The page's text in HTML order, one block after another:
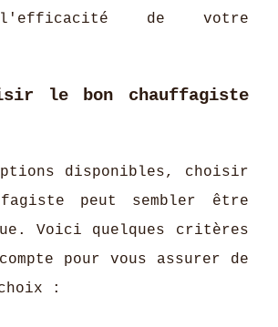
l'efficacité de votre
le bon chauffagiste
disponibles, choisir
peut sembler être
Voici quelques critères
pour vous assurer de
: